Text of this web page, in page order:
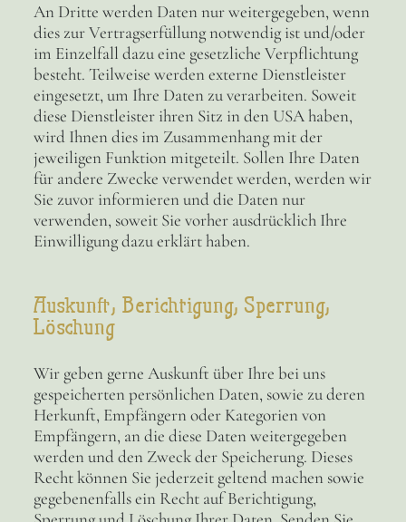
An Dritte werden Daten nur weitergegeben, wenn
dies zur Vertragserfüllung notwendig ist und/oder
im Einzelfall dazu eine gesetzliche Verpflichtung
besteht. Teilweise werden externe Dienstleister
eingesetzt, um Ihre Daten zu verarbeiten. Soweit
diese Dienstleister ihren Sitz in den USA haben,
wird Ihnen dies im Zusammenhang mit der
jeweiligen Funktion mitgeteilt. Sollen Ihre Daten
für andere Zwecke verwendet werden, werden wir
Sie zuvor informieren und die Daten nur
verwenden, soweit Sie vorher ausdrücklich Ihre
Einwilligung dazu erklärt haben.
Auskunft, Berichtigung, Sperrung,
Löschung
Wir geben gerne Auskunft über Ihre bei uns
gespeicherten persönlichen Daten, sowie zu deren
Herkunft, Empfängern oder Kategorien von
Empfängern, an die diese Daten weitergegeben
werden und den Zweck der Speicherung. Dieses
Recht können Sie jederzeit geltend machen sowie
gegebenenfalls ein Recht auf Berichtigung,